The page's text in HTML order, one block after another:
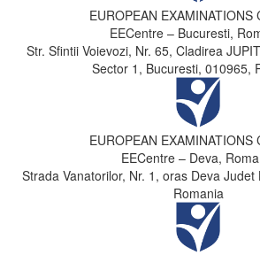
EUROPEAN EXAMINATIONS
EECentre – Bucuresti,
Str. Sfintii Voievozi, Nr. 65, Cladirea
Sector 1, Bucuresti, 010965,
EUROPEAN EXAMINATIONS
EECentre – Deva,
Strada Vanatorilor, Nr. 1, oras Deva
Romania